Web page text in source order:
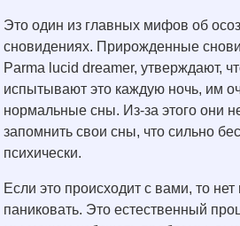
Это один из главных мифов об
сновидениях. Прирожденные
Parma lucid dreamer, утверждают,
испытывают это каждую ночь, им
нормальные сны. Из-за этого они
запомнить свои сны, что сильно
психически.
Если это происходит с вами, то
паниковать. Это естественный